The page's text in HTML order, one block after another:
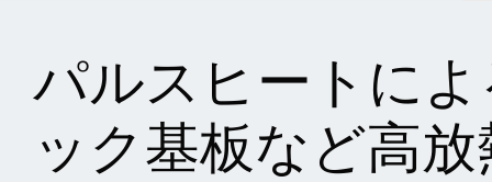
パルスヒートに
ック基板など高